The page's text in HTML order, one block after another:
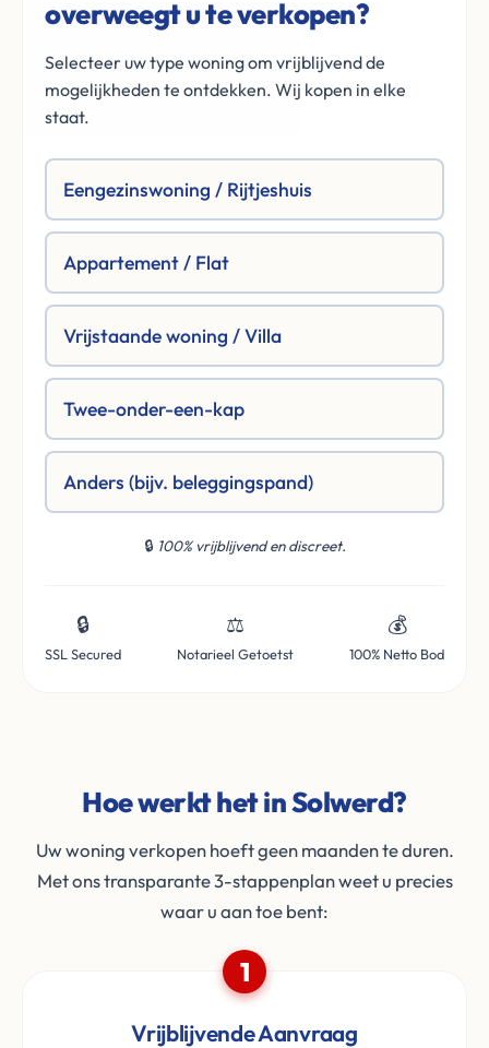
overweegt u te verkopen?
Selecteer uw type woning om vrijblijvend de
mogelijkheden te ontdekken. Wij kopen in elke
staat.
Eengezinswoning / Rijtjeshuis
Appartement / Flat
Vrijstaande woning / Villa
Twee-onder-een-kap
Anders (bijv. beleggingspand)
🔒 100% vrijblijvend en discreet.
🔒
SSL Secured
⚖️
Notarieel Getoetst
💰
100% Netto Bod
Hoe werkt het in Solwerd?
Uw woning verkopen hoeft geen maanden te duren.
Met ons transparante 3-stappenplan weet u precies
waar u aan toe bent:
1
Vrijblijvende Aanvraag